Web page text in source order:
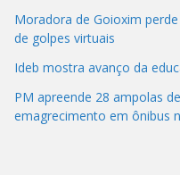
Moradora de Goioxim
de golpes virtuais
Ideb mostra avanço da
PM apreende 28 ampolas
emagrecimento em ônibus